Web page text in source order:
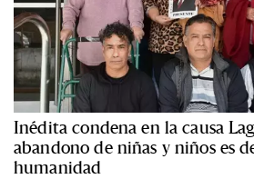
Inédita condena en la causa
abandono de niñas y niños es
humanidad